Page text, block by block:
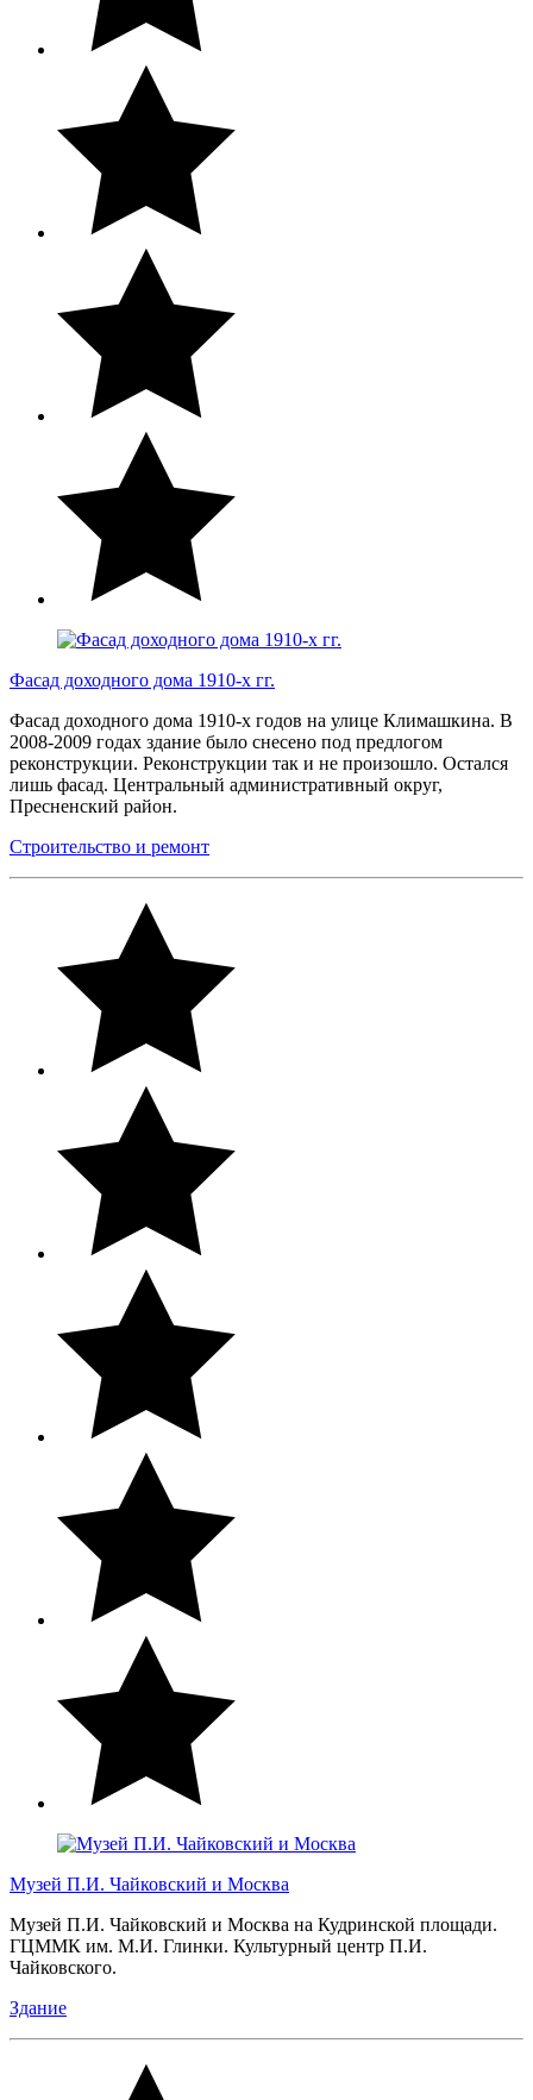
Фасад доходного дома 1910-х гг.
Фасад доходного дома 1910-х годов на улице Климашкина. В
2008-2009 годах здание было снесено под предлогом
реконструкции. Реконструкции так и не произошло. Остался
лишь фасад. Центральный административный округ,
Пресненский район.
Строительство и ремонт
Музей П.И. Чайковский и Москва
Музей П.И. Чайковский и Москва на Кудринской площади.
ГЦММК им. М.И. Глинки. Культурный центр П.И.
Чайковского.
Здание